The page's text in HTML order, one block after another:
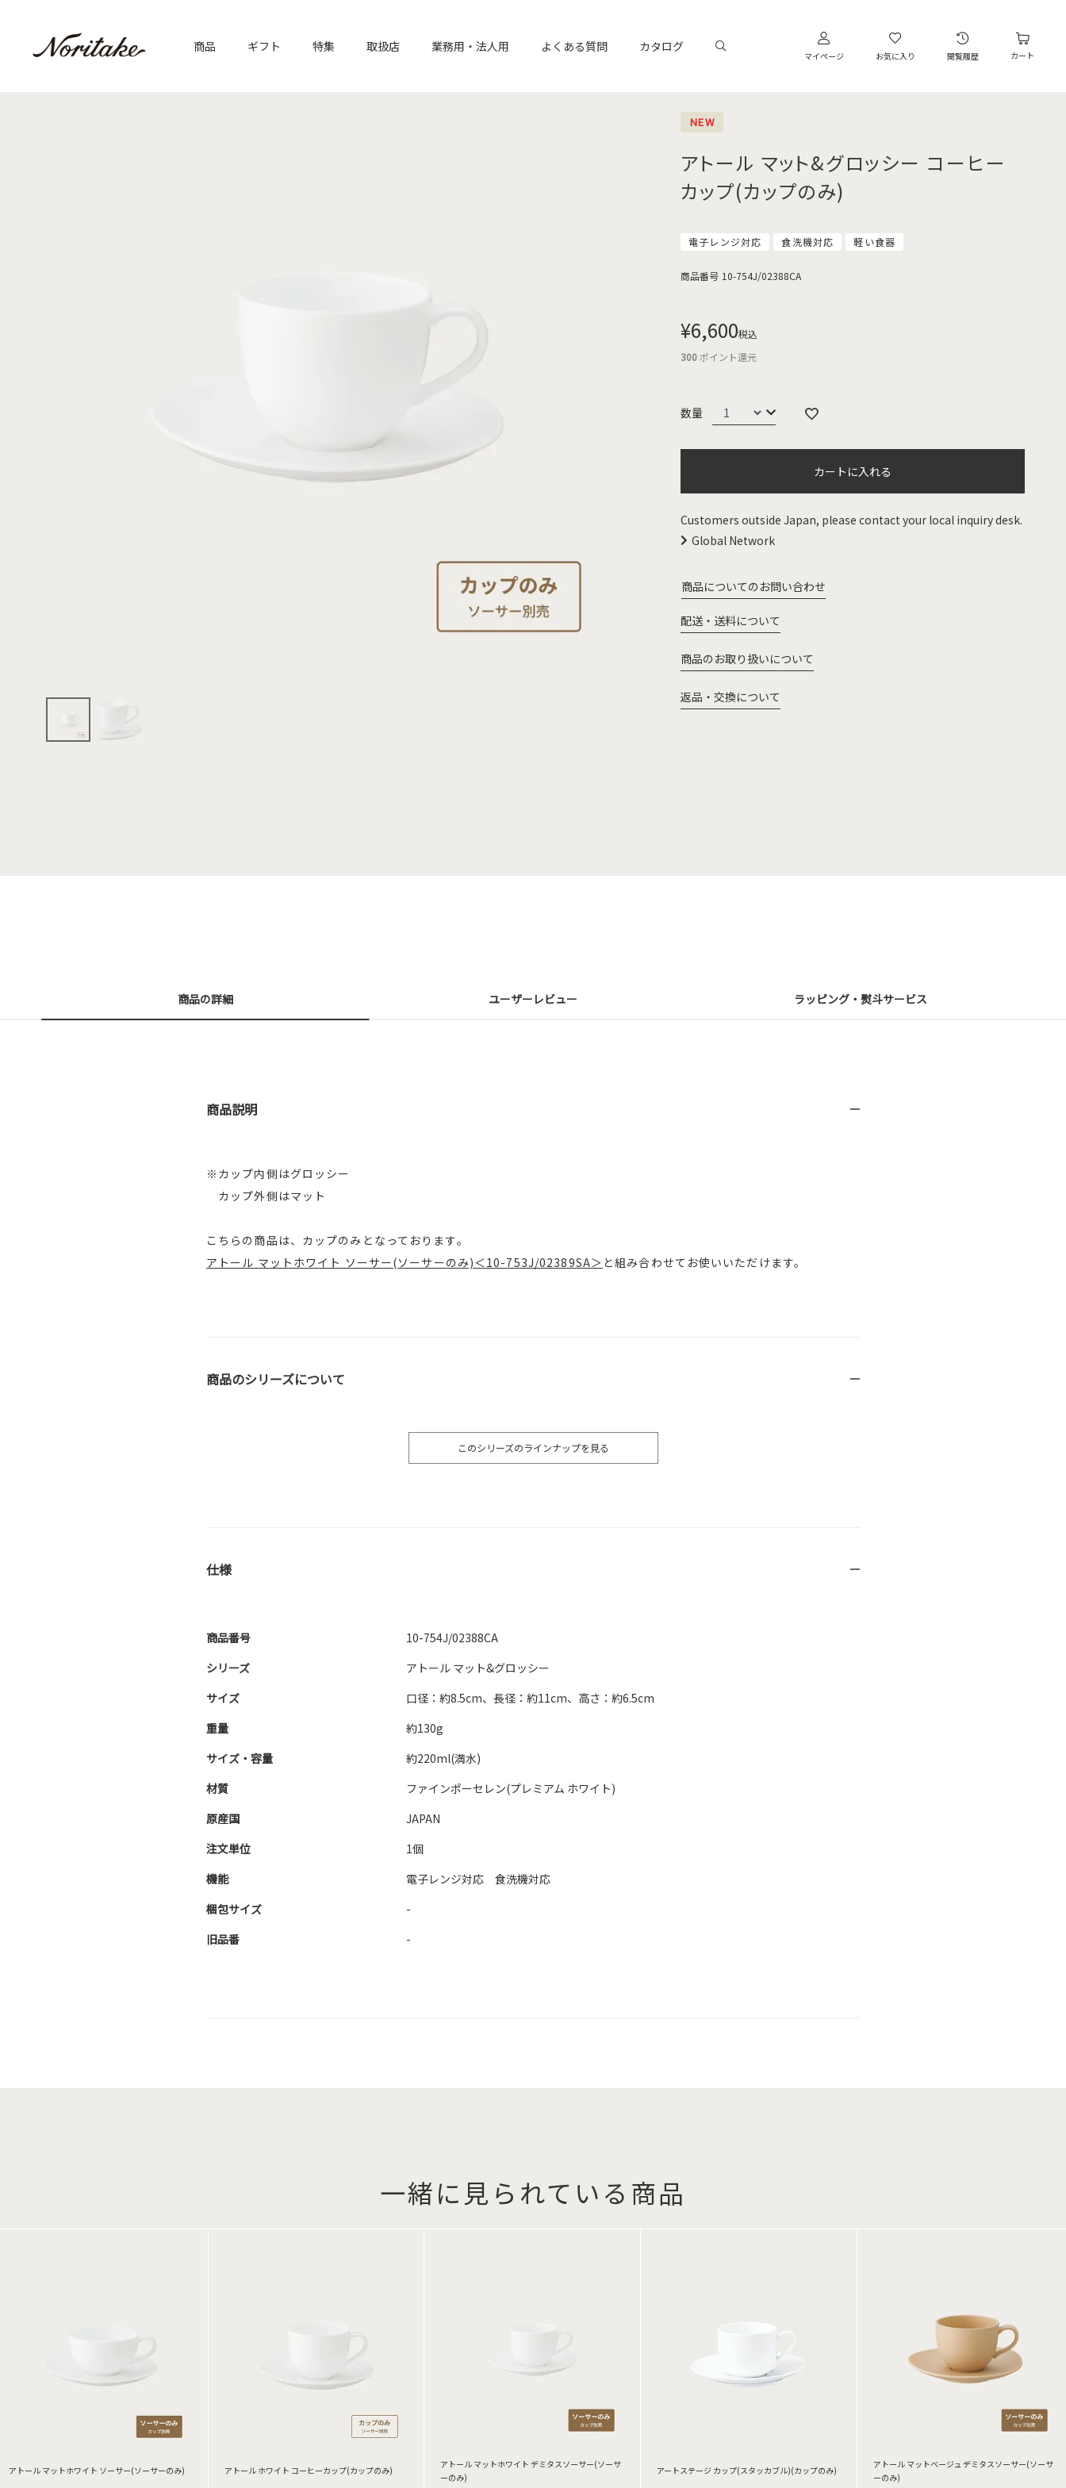
商品 ギフト 特集 取扱店 業務用・法人用 よくある質問 カタログ
マイページ お気に入り 閲覧履歴 カート
NEW
アトール マット&グロッシー コーヒー
カップ(カップのみ)
電子レンジ対応 食洗機対応 軽い食器
商品番号 10-754J/02388CA
¥6,600税込
300ポイント還元
カートに入れる
Customers outside Japan, please contact your local inquiry desk.
Global Network
商品についてのお問い合わせ
配送・送料について
商品のお取り扱いについて
返品・交換について
商品の詳細 ユーザーレビュー ラッピング・熨斗サービス
商品説明
※カップ内側はグロッシー
カップ外側はマット
こちらの商品は、カップのみとなっております。
アトール マットホワイト ソーサー(ソーサーのみ)＜10-753J/02389SA＞ と組み合わせてお使いいただけます。
商品のシリーズについて
このシリーズのラインナップを見る
仕様
商品番号
10-754J/02388CA
シリーズ
アトール マット&グロッシー
サイズ
口径：約8.5cm、長径：約11cm、高さ：約6.5cm
重量
約130g
サイズ・容量
約220ml(満水)
材質
ファインポーセレン(プレミアム ホワイト)
原産国
JAPAN
注文単位
1個
機能
電子レンジ対応 食洗機対応
梱包サイズ
-
旧品番
-
一緒に見られている商品
アトール マットホワイト ソーサー(ソーサーのみ) アトール ホワイト コーヒーカップ(カップのみ)
アトール マットホワイト デミタスソーサー(ソーサ
ーのみ)
アートステージ カップ(スタッカブル)(カップのみ)
アトール マットベージュ デミタスソーサー(ソーサ
ーのみ)